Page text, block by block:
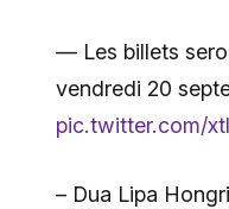
— Les billets
vendredi 20
pic.twitter.com/
– Dua Lipa